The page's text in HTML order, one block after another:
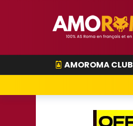
AMOROMA CLUB